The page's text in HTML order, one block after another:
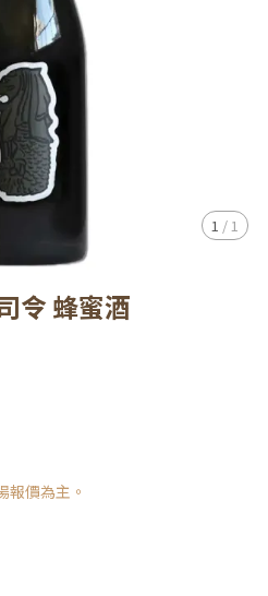
1 / 1
令 蜂蜜酒
報價為主。